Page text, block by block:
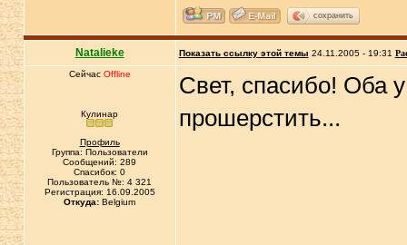
сохранить
Natalieke Показать ссылку этой темы 24.11.2005 - 19:31
Сейчас Offline
Кулинар
Профиль
Группа: Пользователи
Сообщений: 289
Спасибок: 0
Пользователь №: 4 321
Регистрация: 16.09.2005
Откуда: Belgium
Свет, спасибо! Оба
прошерстить...